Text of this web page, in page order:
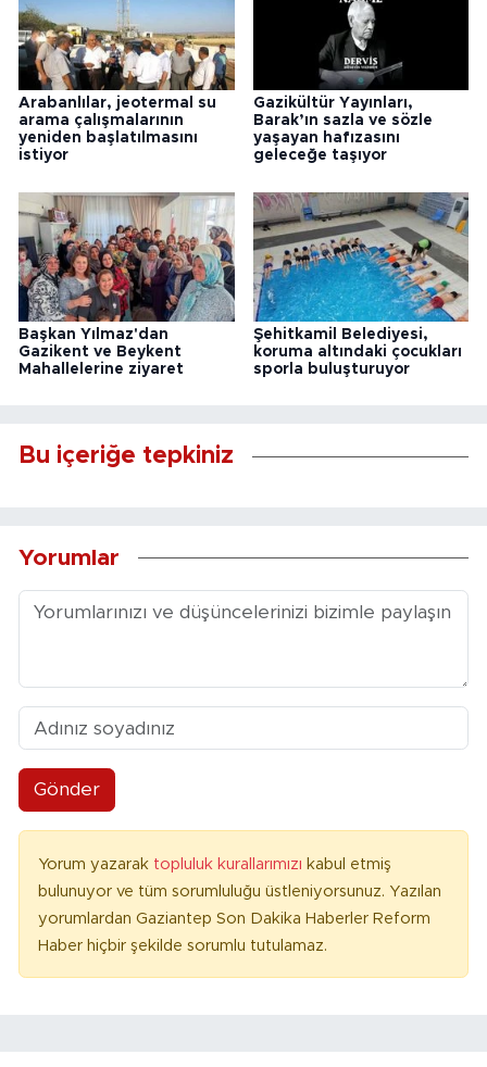
Arabanlılar, jeotermal su
arama çalışmalarının
yeniden başlatılmasını
istiyor
Gazikültür Yayınları,
Barak’ın sazla ve sözle
yaşayan hafızasını
geleceğe taşıyor
Başkan Yılmaz'dan
Gazikent ve Beykent
Mahallelerine ziyaret
Şehitkamil Belediyesi,
koruma altındaki çocukları
sporla buluşturuyor
Bu içeriğe tepkiniz
Yorumlar
Gönder
Yorum yazarak topluluk kurallarımızı kabul etmiş
bulunuyor ve tüm sorumluluğu üstleniyorsunuz. Yazılan
yorumlardan Gaziantep Son Dakika Haberler Reform
Haber hiçbir şekilde sorumlu tutulamaz.